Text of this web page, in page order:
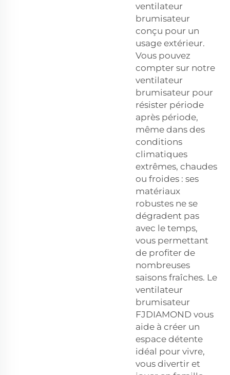
ventilateur
brumisateur
conçu pour un
usage extérieur.
Vous pouvez
compter sur notre
ventilateur
brumisateur pour
résister période
après période,
même dans des
conditions
climatiques
extrêmes, chaudes
ou froides : ses
matériaux
robustes ne se
dégradent pas
avec le temps,
vous permettant
de profiter de
nombreuses
saisons fraîches. Le
ventilateur
brumisateur
FJDIAMOND vous
aide à créer un
espace détente
idéal pour vivre,
vous divertir et